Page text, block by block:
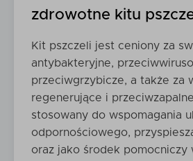
zdrowotne kitu
Kit pszczeli jest ceniony za
antybakteryjne,
przeciwgrzybicze, a także za
regenerujące i
stosowany do wspomagania
odpornościowego,
oraz jako środek pomocniczy